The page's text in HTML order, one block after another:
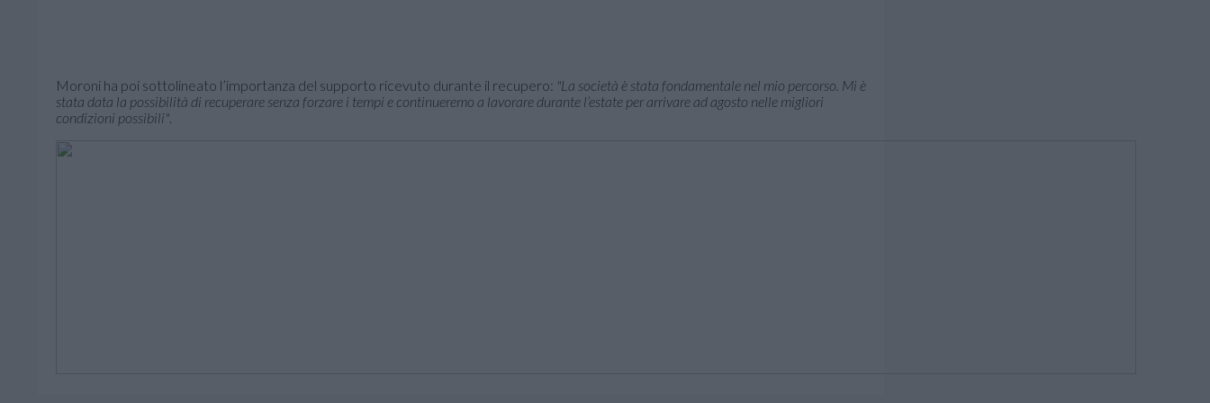
Moroni ha poi sottolineato l’importanza del supporto ricevuto durante il recupero: "La società è stata fondamentale nel mio percorso. Mi è
stata data la possibilità di recuperare senza forzare i tempi e continueremo a lavorare durante l’estate per arrivare ad agosto nelle migliori
condizioni possibili".